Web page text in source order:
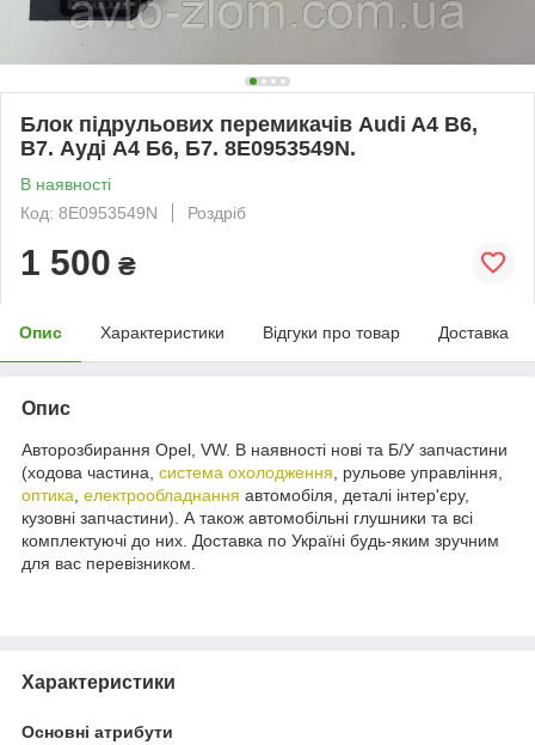
Блок підрульових перемикачів Audi A4 B6,
B7. Ауді А4 Б6, Б7. 8E0953549N.
В наявності
Код: 8E0953549N
Роздріб
1 500 ₴
Опис Характеристики Відгуки про товар Доставка
Опис
Авторозбирання Opel, VW. В наявності нові та Б/У запчастини
(ходова частина, система охолодження , рульове управління,
оптика електрообладнання автомобіля, деталі інтер'єру,
кузовні запчастини). А також автомобільні глушники та всі
комплектуючі до них. Доставка по Україні будь-яким зручним
для вас перевізником.
Характеристики
Основні атрибути